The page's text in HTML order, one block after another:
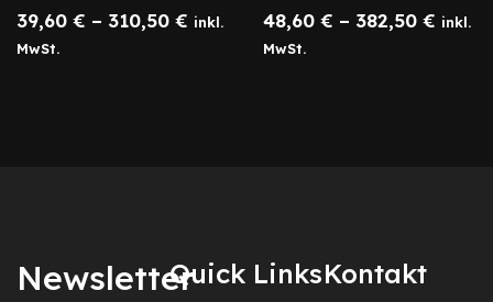
39,60 € – 310,50 € inkl.
MwSt.
48,60 € – 382,50 € inkl.
MwSt.
NewsletterQuick LinksKontakt